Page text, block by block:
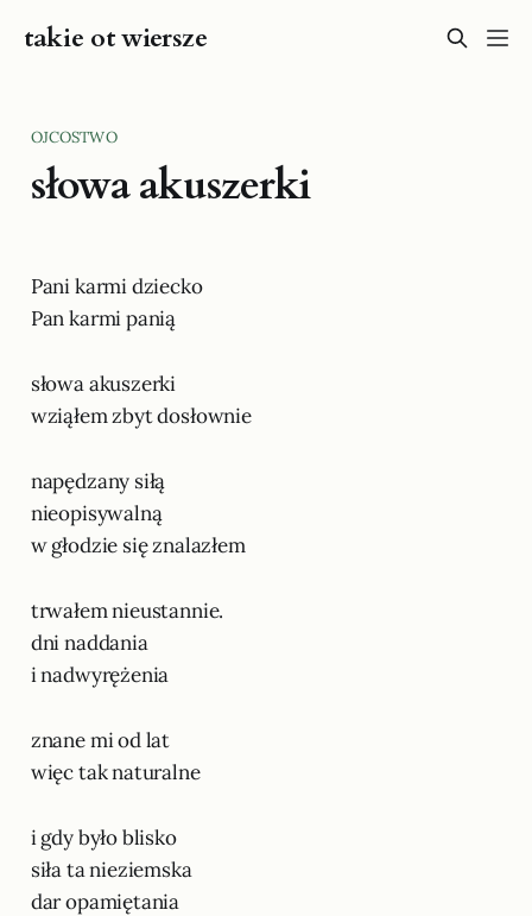
takie ot wiersze
OJCOSTWO
słowa akuszerki
Pani karmi dziecko
Pan karmi panią
słowa akuszerki
wziąłem zbyt dosłownie
napędzany siłą
nieopisywalną
w głodzie się znalazłem
trwałem nieustannie.
dni naddania
i nadwyrężenia
znane mi od lat
więc tak naturalne
i gdy było blisko
siła ta nieziemska
dar opamiętania